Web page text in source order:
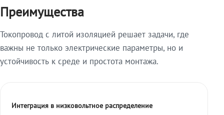
Преимущества
Токопровод с литой изоляцией решает задачи, где
важны не только электрические параметры, но и
устойчивость к среде и простота монтажа.
Интеграция в низковольтное распределение